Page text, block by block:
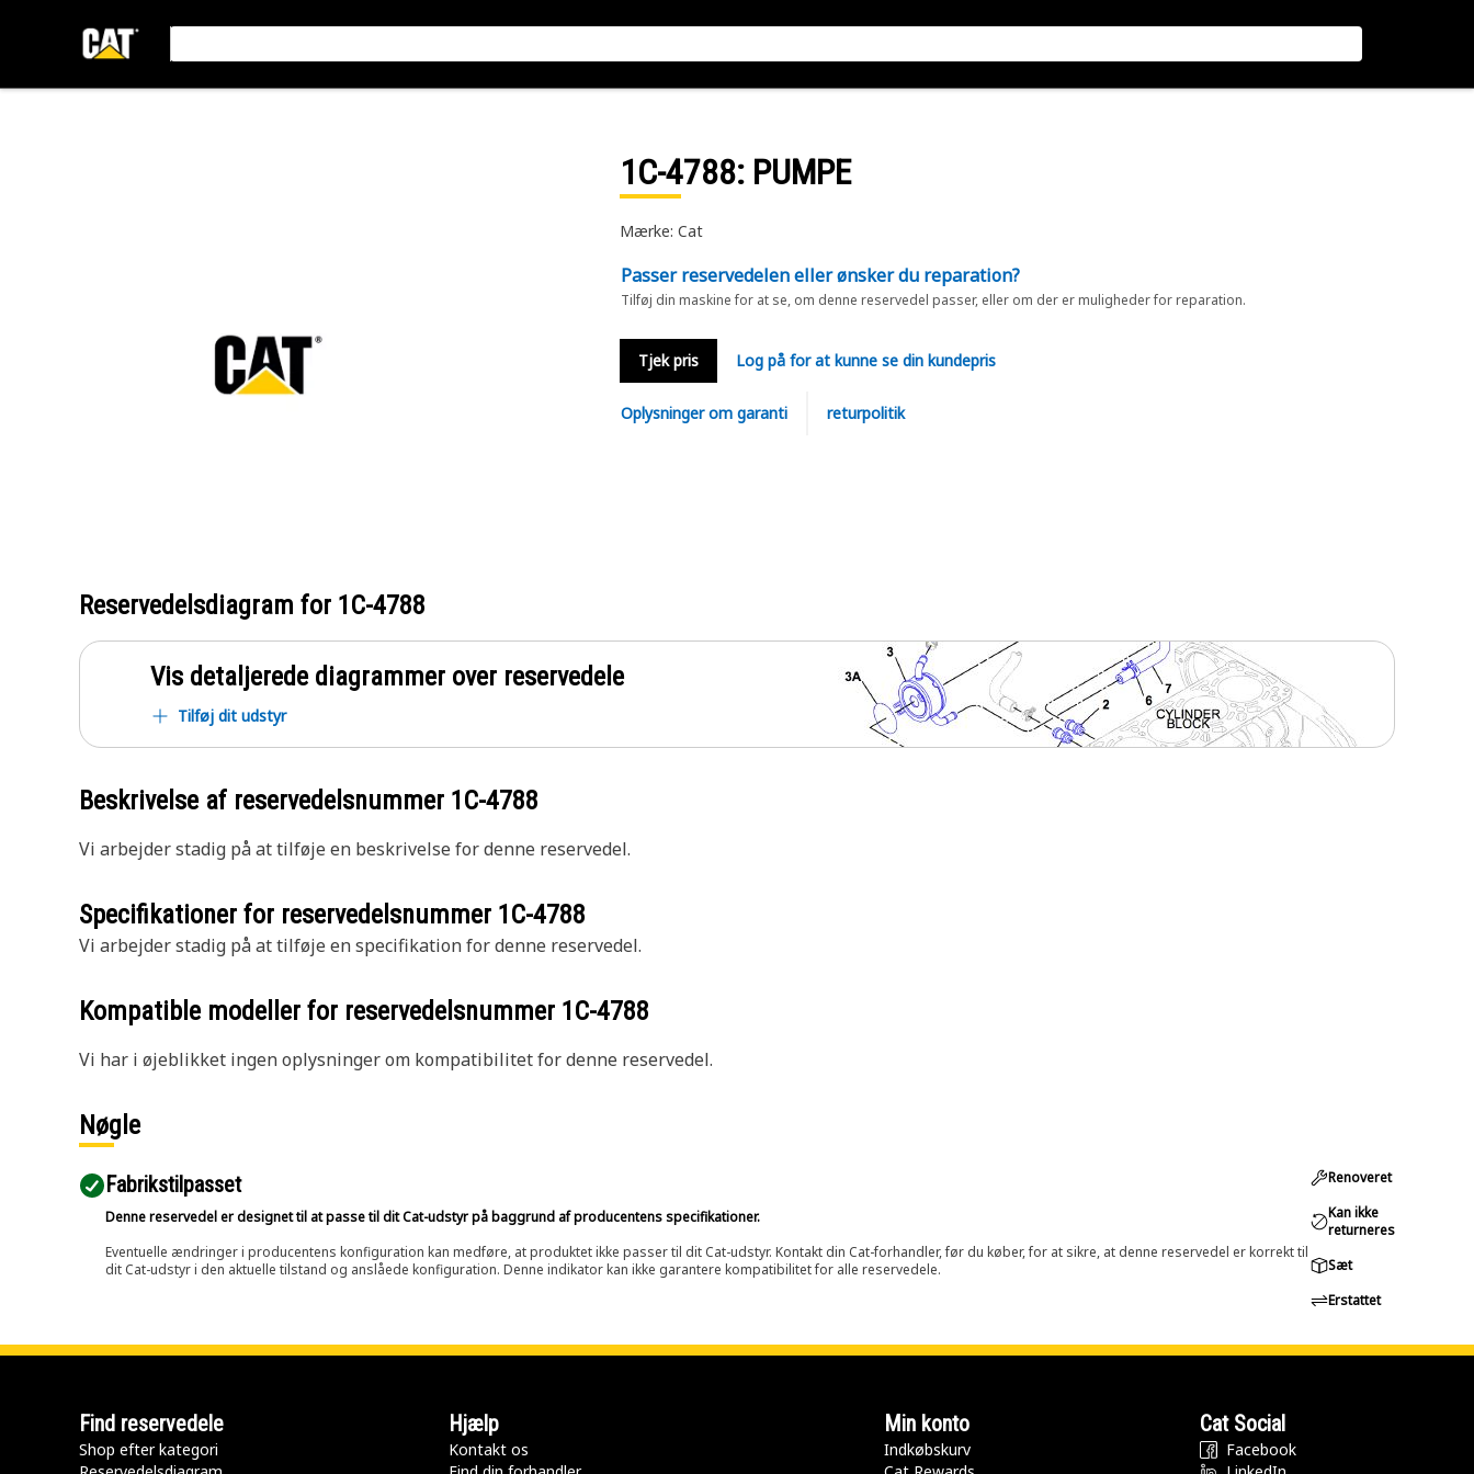
1C-4788: PUMPE
Mærke: Cat
Passer reservedelen eller ønsker du reparation?
Tilføj din maskine for at se, om denne reservedel passer, eller om der er muligheder for reparation.
Tjek pris Log på for at kunne se din kundepris
Oplysninger om garanti returpolitik
Reservedelsdiagram for 1C-4788
Vis detaljerede diagrammer over reservedele
Tilføj dit udstyr
Beskrivelse af reservedelsnummer 1C-4788
Vi arbejder stadig på at tilføje en beskrivelse for denne reservedel.
Specifikationer for reservedelsnummer 1C-4788
Vi arbejder stadig på at tilføje en specifikation for denne reservedel.
Kompatible modeller for reservedelsnummer 1C-4788
Vi har i øjeblikket ingen oplysninger om kompatibilitet for denne reservedel.
Nøgle
Fabrikstilpasset
Denne reservedel er designet til at passe til dit Cat-udstyr på baggrund af producentens specifikationer.
Eventuelle ændringer i producentens konfiguration kan medføre, at produktet ikke passer til dit Cat-udstyr. Kontakt din Cat-forhandler, før du køber, for at sikre, at denne reservedel er korrekt til
dit Cat-udstyr i den aktuelle tilstand og anslåede konfiguration. Denne indikator kan ikke garantere kompatibilitet for alle reservedele.
Renoveret
Kan ikke
returneres
Sæt
Erstattet
Find reservedele
Shop efter kategori
Hjælp
Kontakt os
Min konto
Indkøbskurv
Cat Social
Facebook